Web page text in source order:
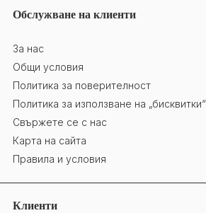
Обслужване на клиенти
За нас
Общи условия
Политика за поверителност
Политика за използване на „бисквитки“
Свържете се с нас
Карта на сайта
Правила и условия
Клиенти